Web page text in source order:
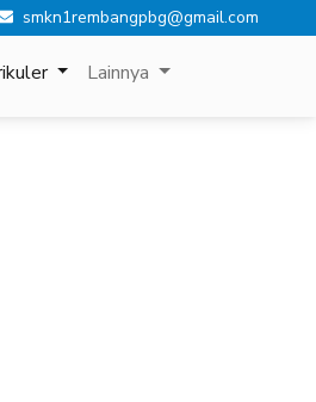
smkn1rembangpbg@gmail.com
Lainnya